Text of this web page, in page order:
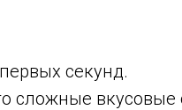
секунд.
сложные вкусовые